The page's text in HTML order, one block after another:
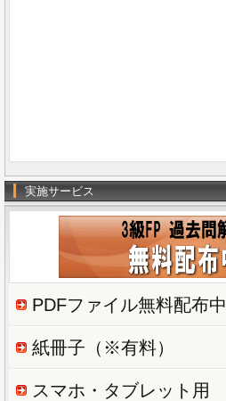
実施サービス
PDFファイル無料配布中
紙冊子（※有料）
スマホ・タブレット用